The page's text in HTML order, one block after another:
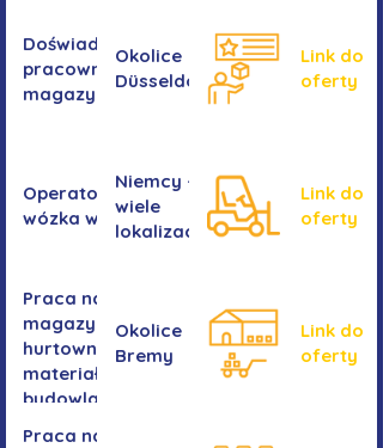
Doświadczony
pracownik/pracownica
magazynu
Okolice
Düsseldorf
Link do
oferty
Operator/operatorka
wózka widłowego
Niemcy -
wiele
lokalizacji
Link do
oferty
Praca na
magazynie -
hurtownia
materiałów
budowlanych
Okolice
Bremy
Link do
oferty
Praca na